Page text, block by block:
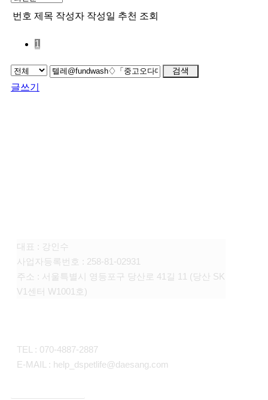
번호 제목 작성자 작성일 추천 조회
1
검색
글쓰기
대표 : 강인수
사업자등록번호 : 258-81-02931
주소 : 서울특별시 영등포구 당산로 41길 11 (당산 SK
V1센터 W1001호)
TEL : 070-4887-2887
E-MAIL : help_dspetlife@daesang.com